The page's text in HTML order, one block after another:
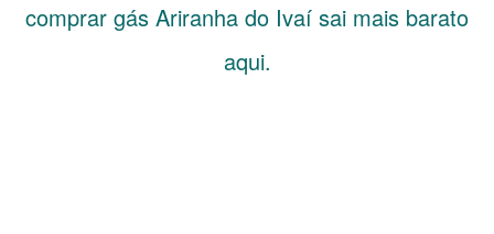
comprar gás Ariranha do Ivaí sai mais barato
aqui.